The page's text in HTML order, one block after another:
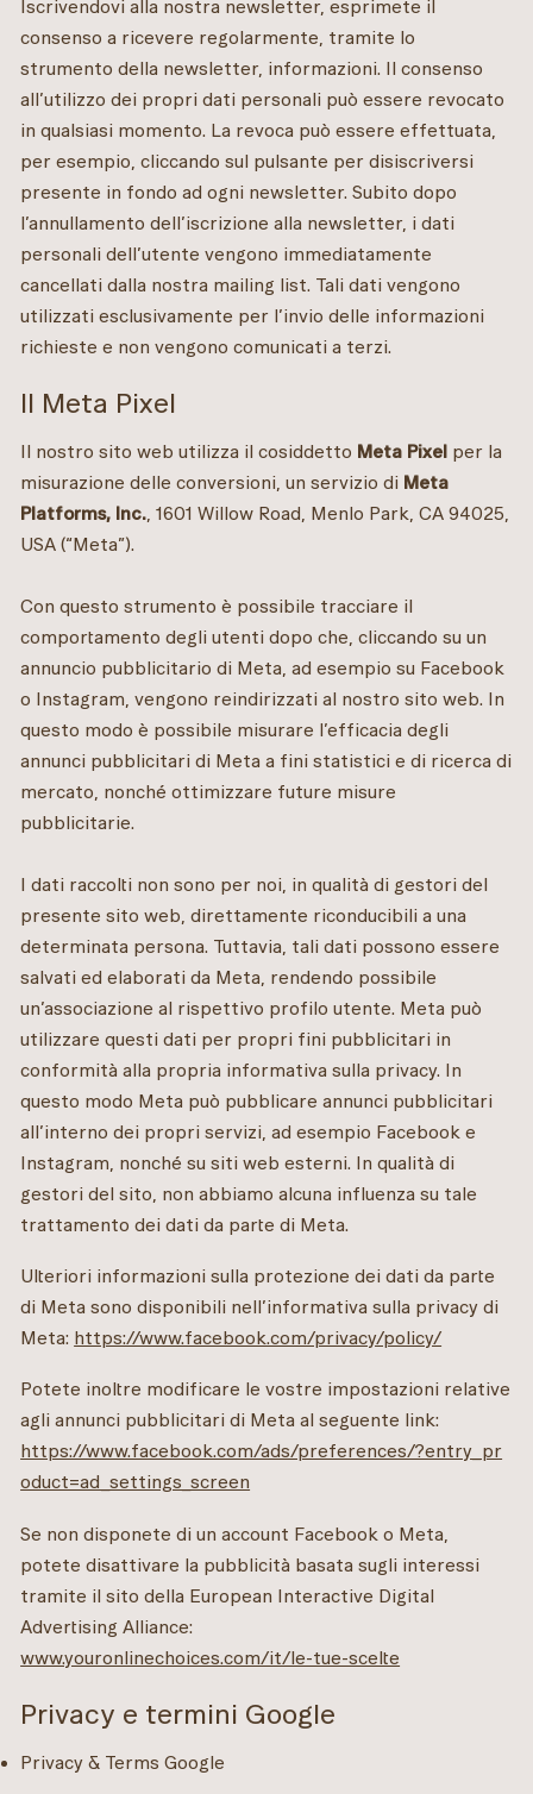
Iscrivendovi alla nostra newsletter, esprimete il
consenso a ricevere regolarmente, tramite lo
strumento della newsletter, informazioni. Il consenso
all’utilizzo dei propri dati personali può essere revocato
in qualsiasi momento. La revoca può essere effettuata,
per esempio, cliccando sul pulsante per disiscriversi
presente in fondo ad ogni newsletter. Subito dopo
l’annullamento dell’iscrizione alla newsletter, i dati
personali dell’utente vengono immediatamente
cancellati dalla nostra mailing list. Tali dati vengono
utilizzati esclusivamente per l’invio delle informazioni
richieste e non vengono comunicati a terzi.
Il Meta Pixel
Il nostro sito web utilizza il cosiddetto Meta Pixel per la
misurazione delle conversioni, un servizio di Meta
Platforms, Inc. , 1601 Willow Road, Menlo Park, CA 94025,
USA (“Meta”).
Con questo strumento è possibile tracciare il
comportamento degli utenti dopo che, cliccando su un
annuncio pubblicitario di Meta, ad esempio su Facebook
o Instagram, vengono reindirizzati al nostro sito web. In
questo modo è possibile misurare l’efficacia degli
annunci pubblicitari di Meta a fini statistici e di ricerca di
mercato, nonché ottimizzare future misure
pubblicitarie.
I dati raccolti non sono per noi, in qualità di gestori del
presente sito web, direttamente riconducibili a una
determinata persona. Tuttavia, tali dati possono essere
salvati ed elaborati da Meta, rendendo possibile
un’associazione al rispettivo profilo utente. Meta può
utilizzare questi dati per propri fini pubblicitari in
conformità alla propria informativa sulla privacy. In
questo modo Meta può pubblicare annunci pubblicitari
all’interno dei propri servizi, ad esempio Facebook e
Instagram, nonché su siti web esterni. In qualità di
gestori del sito, non abbiamo alcuna influenza su tale
trattamento dei dati da parte di Meta.
Ulteriori informazioni sulla protezione dei dati da parte
di Meta sono disponibili nell’informativa sulla privacy di
Meta: https://www.facebook.com/privacy/policy/
Potete inoltre modificare le vostre impostazioni relative
agli annunci pubblicitari di Meta al seguente link:
https://www.facebook.com/ads/preferences/?entry_pr
oduct=ad_settings_screen
Se non disponete di un account Facebook o Meta,
potete disattivare la pubblicità basata sugli interessi
tramite il sito della European Interactive Digital
Advertising Alliance:
www.youronlinechoices.com/it/le-tue-scelte
Privacy e termini Google
Privacy & Terms Google